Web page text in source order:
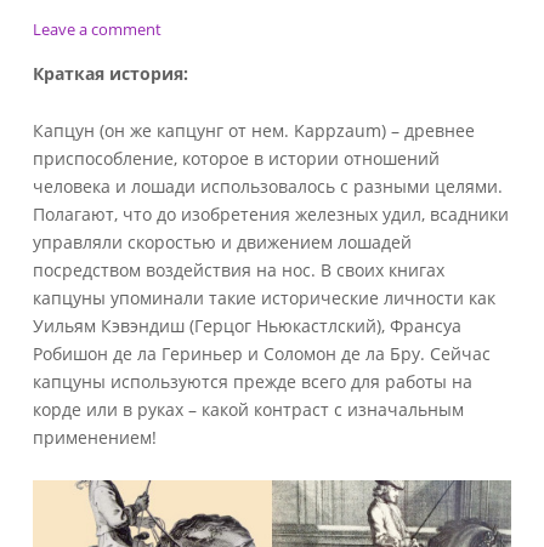
Leave a commenton
и
капцуна/
кавессона
Краткая история:
Капцун (он же капцунг от нем. Kappzaum) – древнее
приспособление, которое в истории отношений
человека и лошади использовалось с разными целями.
Полагают, что до изобретения железных удил, всадники
управляли скоростью и движением лошадей
посредством воздействия на нос. В своих книгах
капцуны упоминали такие исторические личности как
Уильям Кэвэндиш (Герцог Ньюкастлский), Франсуа
Робишон де ла Гериньер и Соломон де ла Бру. Сейчас
капцуны используются прежде всего для работы на
корде или в руках – какой контраст с изначальным
применением!